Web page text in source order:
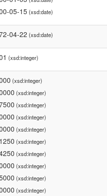
05-15(xsd:date)
04-22 (xsd:date)
(xsd:integer)
(xsd:integer)
(xsd:integer)
(xsd:integer)
(xsd:integer)
(xsd:integer)
(xsd:integer)
(xsd:integer)
(xsd:integer)
(xsd:integer)
(xsd:integer)